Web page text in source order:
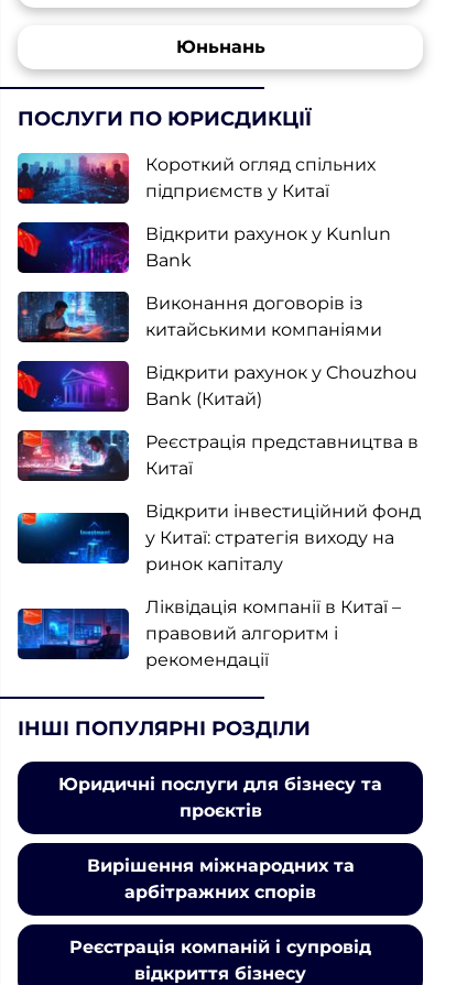
Юньнань
ПОСЛУГИ ПО ЮРИСДИКЦІЇ
Короткий огляд спільних
підприємств у Китаї
Відкрити рахунок у Kunlun
Bank
Виконання договорів із
китайськими компаніями
Відкрити рахунок у Chouzhou
Bank (Китай)
Реєстрація представництва в
Китаї
Відкрити інвестиційний фонд
у Китаї: стратегія виходу на
ринок капіталу
Ліквідація компанії в Китаї –
правовий алгоритм і
рекомендації
ІНШІ ПОПУЛЯРНІ РОЗДІЛИ
Юридичні послуги для бізнесу та
проєктів
Вирішення міжнародних та
арбітражних спорів
Реєстрація компаній і супровід
відкриття бізнесу